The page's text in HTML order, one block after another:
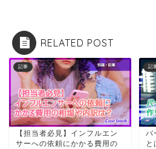
RELATED POST
記事
【担当者必見】インフルエン
サーへの依頼にかかる費用の
記
バ
と